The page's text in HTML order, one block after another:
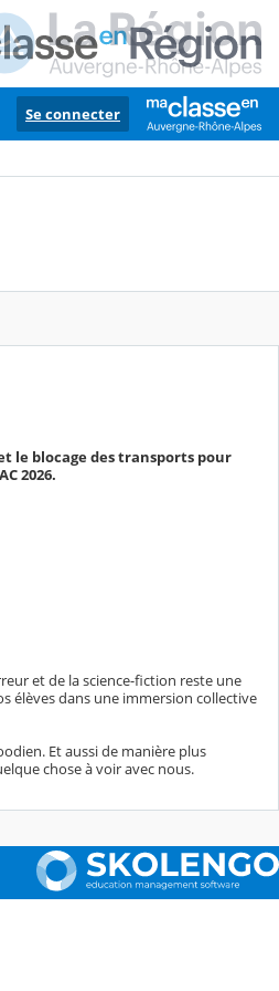
Se connecter
le blocage des transports pour
2026.
et de la science-fiction reste une
élèves dans une immersion collective
Et aussi de manière plus
chose à voir avec nous.